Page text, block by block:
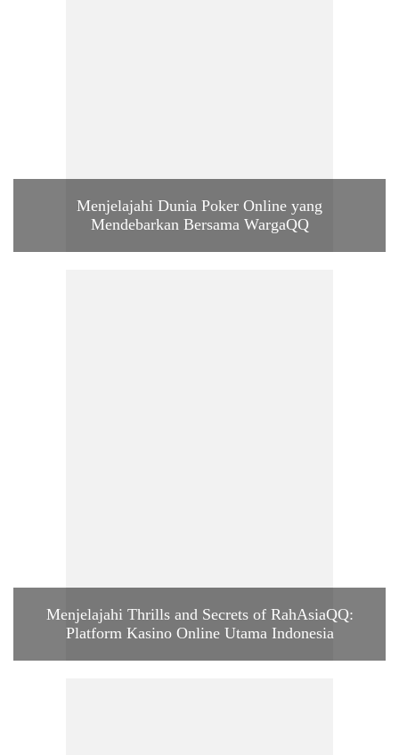
Menjelajahi Dunia Poker Online yang
Mendebarkan Bersama WargaQQ
Menjelajahi Thrills and Secrets of RahAsiaQQ:
Platform Kasino Online Utama Indonesia